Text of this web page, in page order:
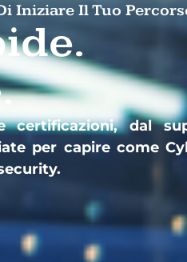
Iniziare Il Tuo
certificazioni, dal
per capire come